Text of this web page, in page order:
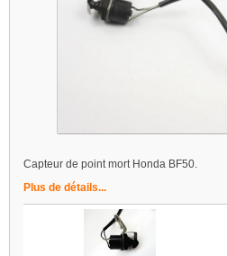
Capteur de point mort Honda BF50.
Plus de détails...